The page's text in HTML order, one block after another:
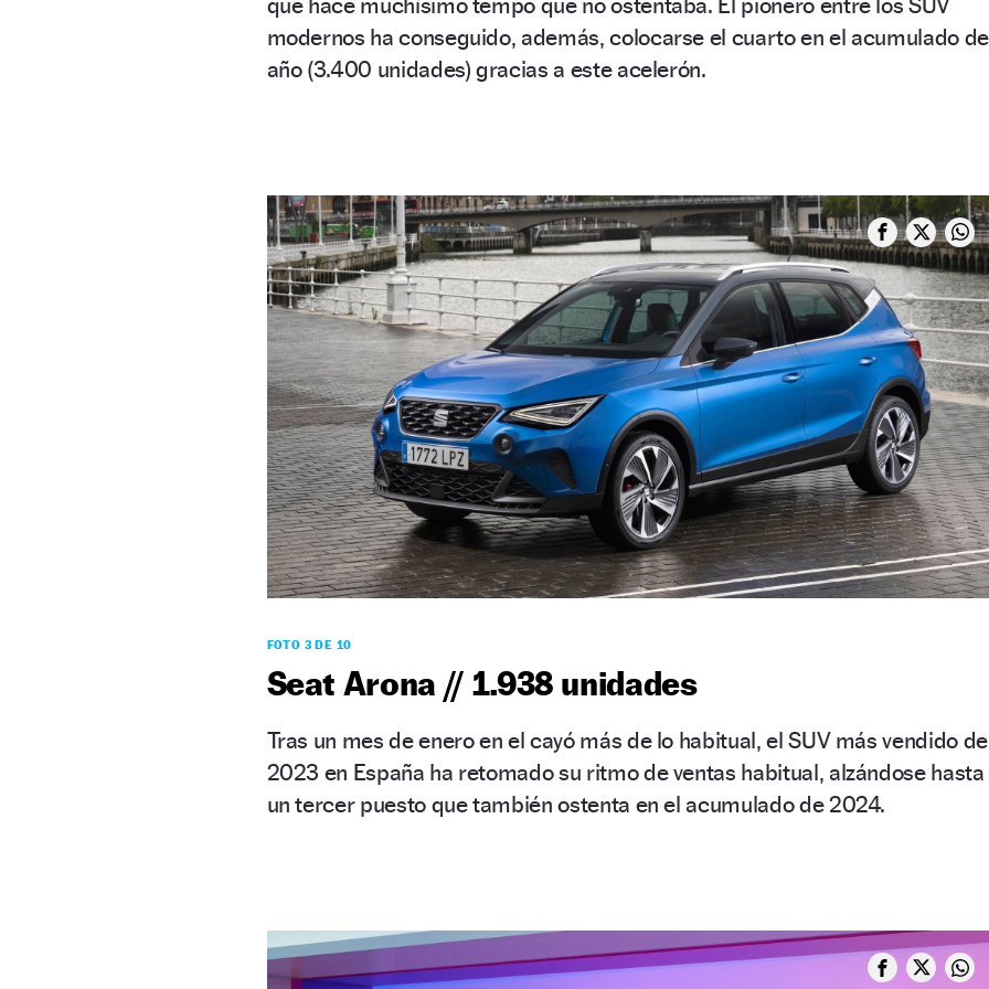
modernos ha conseguido, además, colocarse el cuarto en el acumulado
año (3.400 unidades) gracias a este acelerón.
FOTO 3 DE 10
Seat Arona // 1.938 unidades
Tras un mes de enero en el cayó más de lo habitual, el SUV más vendido de
2023 en España ha retomado su ritmo de ventas habitual, alzándose hasta
un tercer puesto que también ostenta en el acumulado de 2024.